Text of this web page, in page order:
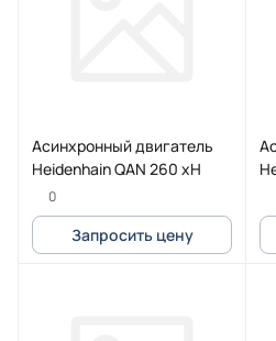
Асинхронный двигатель
Heidenhain QAN 260 xH
0
Запросить цену